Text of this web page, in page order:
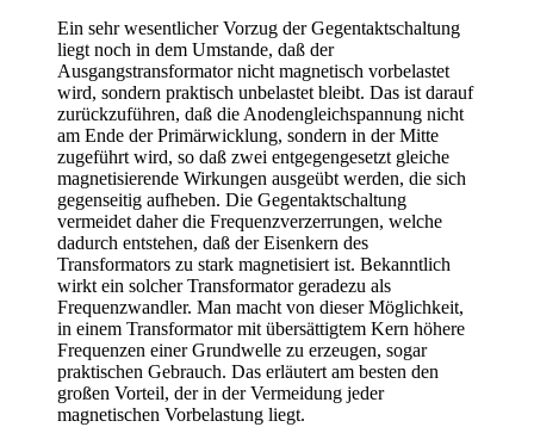
Ein sehr wesentlicher Vorzug der Gegentaktschaltung
liegt noch in dem Umstande, daß der
Ausgangstransformator nicht magnetisch vorbelastet
wird, sondern praktisch unbelastet bleibt. Das ist darauf
zurückzuführen, daß die Anodengleichspannung nicht
am Ende der Primärwicklung, sondern in der Mitte
zugeführt wird, so daß zwei entgegengesetzt gleiche
magnetisierende Wirkungen ausgeübt werden, die sich
gegenseitig aufheben. Die Gegentaktschaltung
vermeidet daher die Frequenzverzerrungen, welche
dadurch entstehen, daß der Eisenkern des
Transformators zu stark magnetisiert ist. Bekanntlich
wirkt ein solcher Transformator geradezu als
Frequenzwandler. Man macht von dieser Möglichkeit,
in einem Transformator mit übersättigtem Kern höhere
Frequenzen einer Grundwelle zu erzeugen, sogar
praktischen Gebrauch. Das erläutert am besten den
großen Vorteil, der in der Vermeidung jeder
magnetischen Vorbelastung liegt.